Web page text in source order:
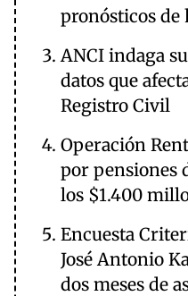
pronósticos de
ANCI indaga
datos que
Registro Civil
Operación
por pensiones
los $1.400
Encuesta
José Antonio
dos meses de